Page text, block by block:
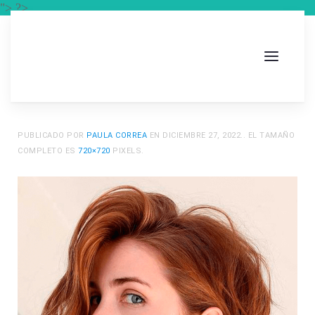
"> ?>
PUBLICADO POR PAULA CORREA EN DICIEMBRE 27, 2022.. EL TAMAÑO
COMPLETO ES 720×720 PIXELS.